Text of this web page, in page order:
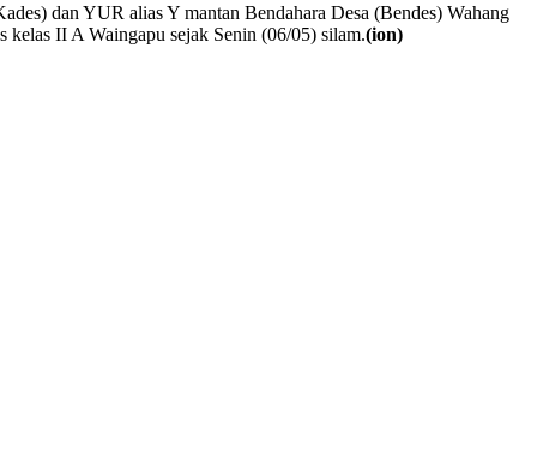
dan YUR alias Y mantan Bendahara Desa (Bendes) Wahang
kelas II A Waingapu sejak Senin (06/05) silam.(ion)